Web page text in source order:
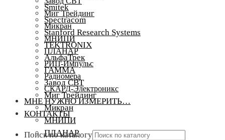
Миг Трейдинг
Микран
МНИПИ
ПЛАНАР
РИП-Импульс
Радиомера
СКАРД-Электроникс
МНЕ НУЖНО ИЗМЕРИТЬ…
КОНТАКТЫ
Поиск по каталогу
Smitek
Spectracom
Stanford Research Systems
TEKTRONIX
АльфаТрек
ГАММА
Завод СВТ
Миг Трейдинг
Микран
МНИПИ
ПЛАНАР